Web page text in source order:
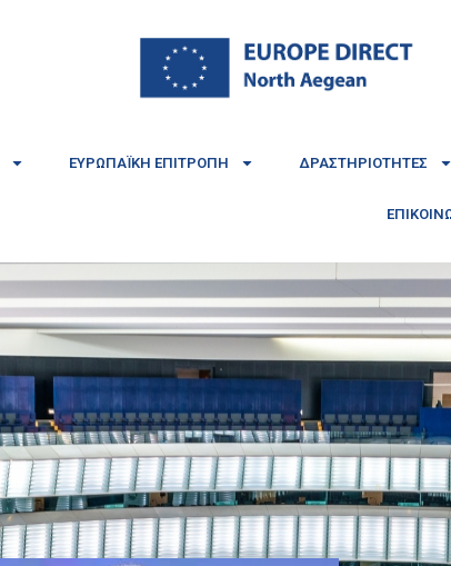
ΕΥΡΩΠΑΪΚΉ ΕΠΙΤΡΟΠΉ ΔΡΑΣΤΗΡΙΌΤΗΤΕΣ